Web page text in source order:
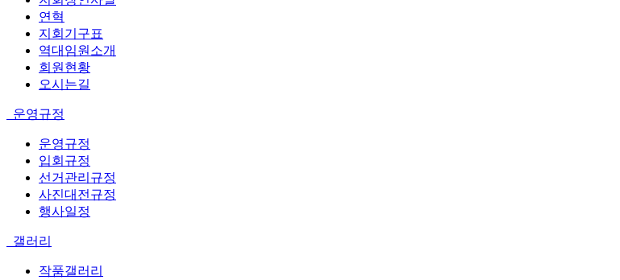
연혁
지회기구표
역대임원소개
회원현황
오시는길
운영규정
운영규정
입회규정
선거관리규정
사진대전규정
행사일정
갤러리
작품갤러리